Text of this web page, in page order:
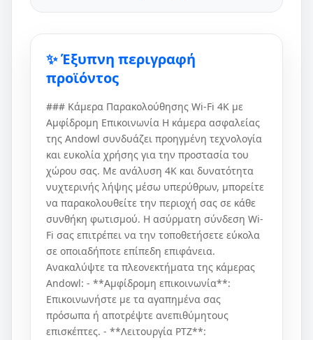
✨ Έξυπνη περιγραφή
προϊόντος
### Κάμερα Παρακολούθησης Wi-Fi 4K με
Αμφίδρομη Επικοινωνία Η κάμερα ασφαλείας
της Andowl συνδυάζει προηγμένη τεχνολογία
και ευκολία χρήσης για την προστασία του
χώρου σας. Με ανάλυση 4K και δυνατότητα
νυχτερινής λήψης μέσω υπερύθρων, μπορείτε
να παρακολουθείτε την περιοχή σας σε κάθε
συνθήκη φωτισμού. Η ασύρματη σύνδεση Wi-
Fi σας επιτρέπει να την τοποθετήσετε εύκολα
σε οποιαδήποτε επίπεδη επιφάνεια.
Ανακαλύψτε τα πλεονεκτήματα της κάμερας
Andowl: - **Αμφίδρομη επικοινωνία**:
Επικοινωνήστε με τα αγαπημένα σας
πρόσωπα ή αποτρέψτε ανεπιθύμητους
επισκέπτες. - **Λειτουργία PTZ**: